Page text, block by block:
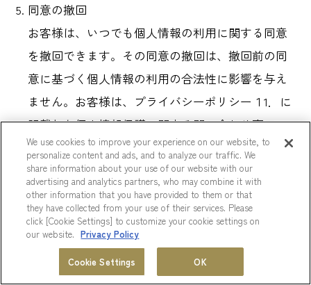
会員プログラム
同意の撤回
お客様は、いつでも個人情報の利用に関する同意
を撤回できます。その同意の撤回は、撤回前の同
意に基づく個人情報の利用の合法性に影響を与え
ません。お客様は、プライバシーポリシー１1．に
記載した個人情報保護に関する問い合わせ窓口に
連絡することにより、同意を撤回することができ
ます。
監督機関への不服申し立て
お客様は、当ホテルの個人情報の取扱いについ
て、法令等に従って、国、地域または国際組織等
の監督機関に不服を申し立てることができます。
We use cookies to improve your experience on our website, to
personalize content and ads, and to analyze our traffic. We
share information about your use of our website with our
advertising and analytics partners, who may combine it with
other information that you have provided to them or that
they have collected from your use of their services. Please
click [Cookie Settings] to customize your cookie settings on
our website. Privacy Policy
Cookie Settings OK